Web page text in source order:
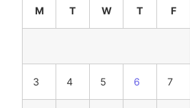
M T W T F
3 4 5 6 7